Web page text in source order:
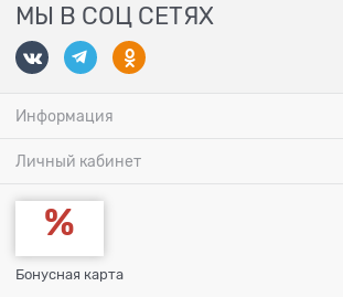
МЫ В СОЦ СЕТЯХ
Информация
Личный кабинет
Бонусная карта